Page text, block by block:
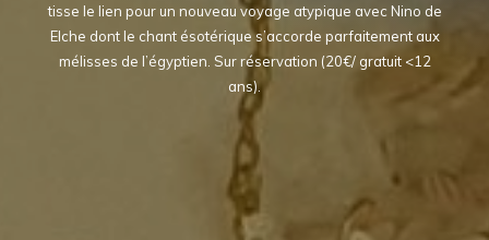
tisse le lien pour un nouveau voyage atypique avec Nino de
Elche dont le chant ésotérique s’accorde parfaitement aux
mélisses de l’égyptien. Sur réservation (20€/ gratuit <12
ans).